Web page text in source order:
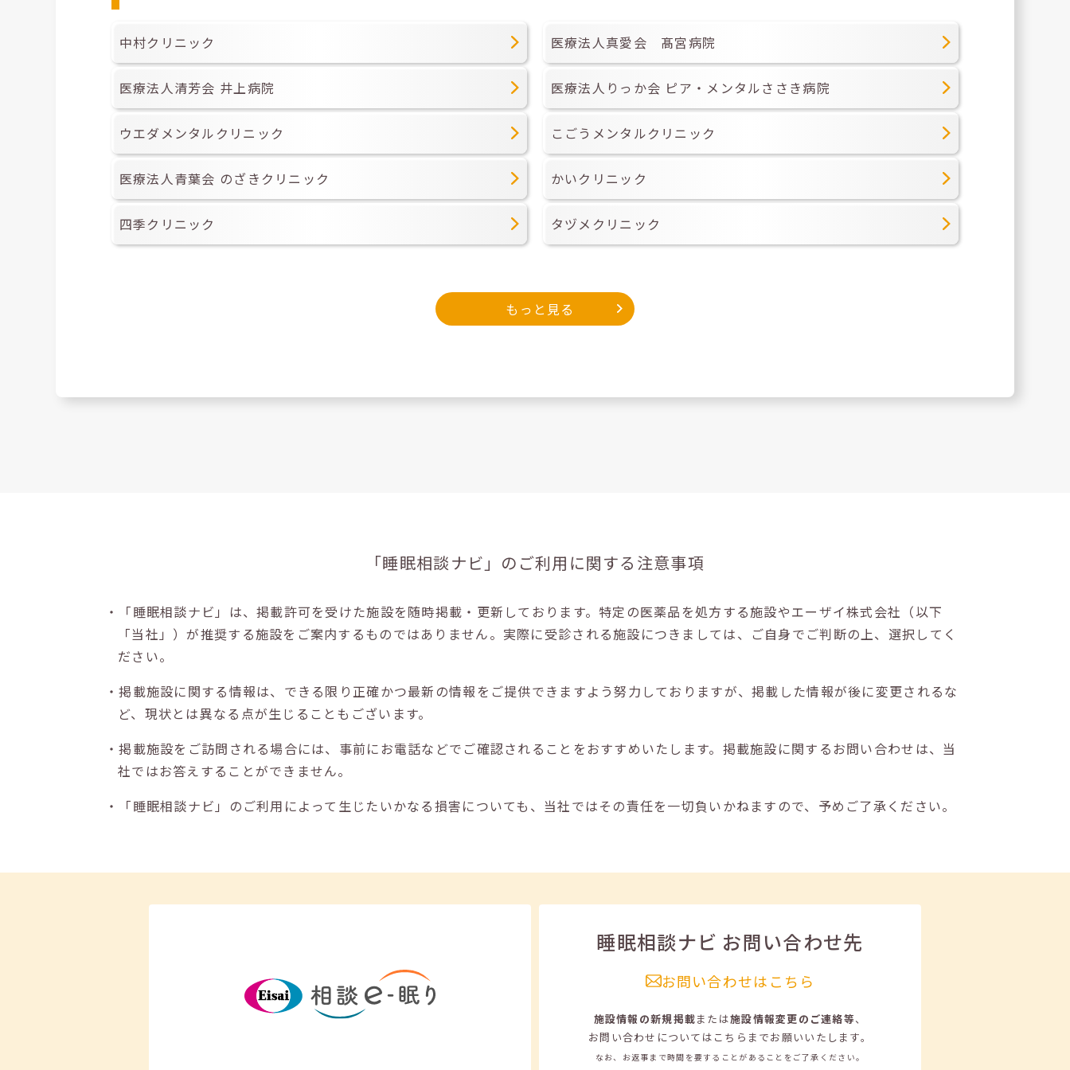
中村クリニック 医療法人真愛会 髙宮病院
医療法人清芳会 井上病院 医療法人りっか会 ピア・メンタルささき病院
ウエダメンタルクリニック こごうメンタルクリニック
医療法人青葉会 のざきクリニック かいクリニック
四季クリニック タヅメクリニック
もっと見る
「睡眠相談ナビ」の ご利用に関する注意事項
・「睡眠相談ナビ」は、掲載許可を受けた施設を随時掲載・更新しております。特定の医薬品を処方する施設やエーザイ株式会社（以下
「当社」）が推奨する施設をご案内するものではありません。実際に受診される施設につきましては、ご自身でご判断の上、選択してく
ださい。
・掲載施設に関する情報は、できる限り正確かつ最新の情報をご提供できますよう努力しておりますが、掲載した情報が後に変更されるな
ど、現状とは異なる点が生じることもございます。
・掲載施設をご訪問される場合には、事前にお電話などでご確認されることをおすすめいたします。掲載施設に関するお問い合わせは、当
社ではお答えすることができません。
・「睡眠相談ナビ」のご利用によって生じたいかなる損害についても、当社ではその責任を一切負いかねますので、予めご了承ください。
睡眠相談ナビ お問い合わせ先
お問い合わせはこちら
施設情報の新規掲載または施設情報変更のご連絡等、
お問い合わせについてはこちらまでお願いいたします。
なお、お返事まで時間を要することがあることをご了承ください。